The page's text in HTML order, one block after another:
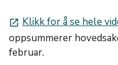
launch Klikk for å se hele
oppsummerer
februar.